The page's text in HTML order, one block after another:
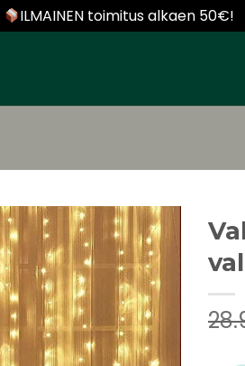
ILMAINEN toimitus alkaen 50€!